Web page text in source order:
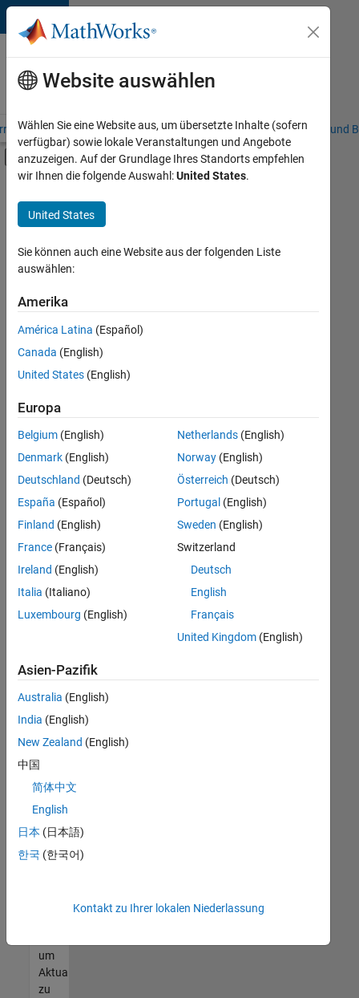
Weiter zum Inhalt
Karriere
bei
MathWorks
– Übersicht Stellensuche Niederlassungen Studierende und
Umschaltung für Off-Canvas-
Hauptinhalt
Sales Operations
Marketing Communications
Human Resources
+2
Derzeit
es
keine
offenen
Stellen,
Ihren
Suchkriterien
entsprechen.
können
die
Suchkriterien
weiter
fassen
oder
alle
Stellenangebote
anzeigen .
noch
keine
offenen
Stellen
können,
die
Ihren
entsprechen,
werden
unseres
um
Aktualisierungen
zu
Website auswählen
Wählen Sie eine Website aus, um übersetzte Inhalte (sofern
verfügbar) sowie lokale Veranstaltungen und Angebote
anzuzeigen. Auf der Grundlage Ihres Standorts empfehlen
wir Ihnen die folgende Auswahl:United States.
United States
Sie können auch eine Website aus der folgenden Liste
auswählen:
Amerika
América Latina (Español)
Canada (English)
United States (English)
Europa
Belgium (English)
Denmark (English)
Deutschland (Deutsch)
España (Español)
Finland (English)
France (Français)
Ireland (English)
Italia (Italiano)
Luxembourg (English)
Netherlands(English)
Norway(English)
Österreich (Deutsch)
Portugal (English)
Sweden (English)
Switzerland
Deutsch
English
Français
United Kingdom(English)
Asien-Pazifik
Australia (English)
India (English)
New Zealand (English)
中国
简体中文
English
日本 (日本語)
한국 (한국어)
Kontakt zu Ihrer lokalen Niederlassung